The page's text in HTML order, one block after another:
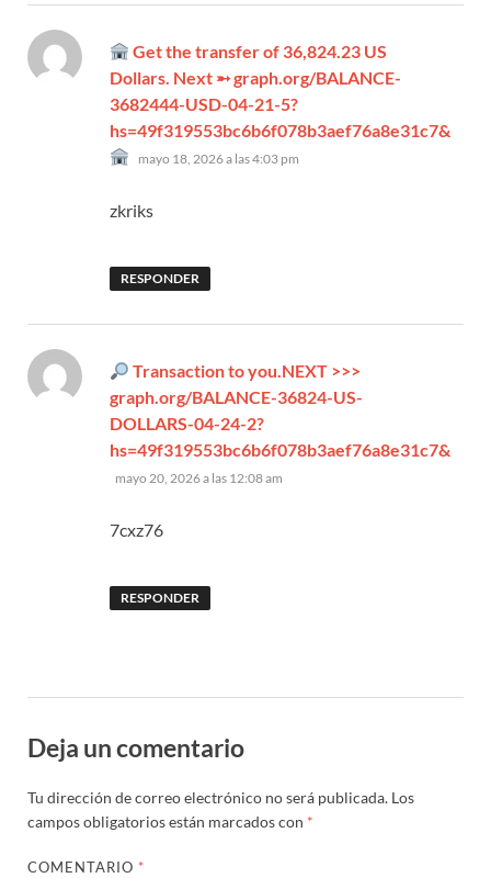
Get the transfer of 36,824.23 US
Dollars. Next ➵ graph.org/BALANCE-
3682444-USD-04-21-5?
hs=49f319553bc6b6f078b3aef76a8e31c7&
dice:
mayo 18, 2026 a las 4:03 pm
zkriks
RESPONDER
Transaction to you.NEXT >>>
graph.org/BALANCE-36824-US-
DOLLARS-04-24-2?
hs=49f319553bc6b6f078b3aef76a8e31c7&
dice:
mayo 20, 2026 a las 12:08 am
7cxz76
RESPONDER
Deja un comentario
Tu dirección de correo electrónico no será publicada. Los
campos obligatorios están marcados con *
COMENTARIO *